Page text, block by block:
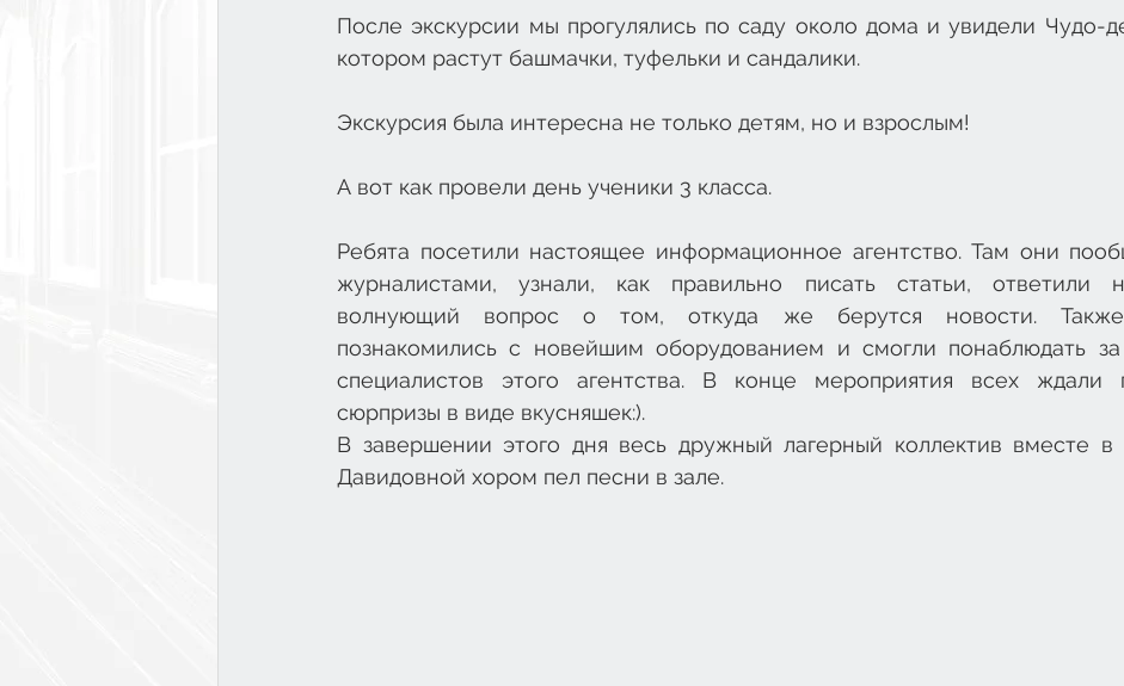
После экскурсии мы прогулялись по саду около дома и увидели Чудо-
котором растут башмачки, туфельки и сандалики.
Экскурсия была интересна не только детям, но и взрослым!
А вот как провели день ученики 3 класса.
Ребята посетили настоящее информационное агентство. Там они
журналистами, узнали, как правильно писать статьи, ответили
волнующий вопрос о том, откуда же берутся новости.
познакомились с новейшим оборудованием и смогли понаблюдать
специалистов этого агентства. В конце мероприятия всех ждали
сюрпризы в виде вкусняшек:).
В завершении этого дня весь дружный лагерный коллектив вместе
Давидовной хором пел песни в зале.